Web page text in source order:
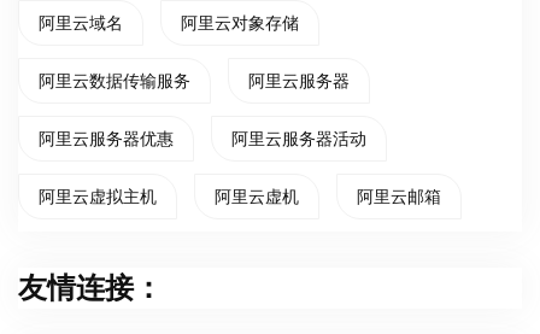
阿里云域名 阿里云对象存储
阿里云数据传输服务 阿里云服务器
阿里云服务器优惠 阿里云服务器活动
阿里云虚拟主机 阿里云虚机 阿里云邮箱
友情连接：